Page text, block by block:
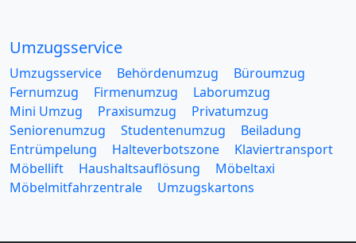
Umzugsservice
Umzugsservice Behördenumzug
Büroumzug
Fernumzug
Firmenumzug
Laborumzug
Mini Umzug
Praxisumzug
Privatumzug
Seniorenumzug
Studentenumzug
Beiladung
Entrümpelung
Halteverbotszone
Klaviertransport
Möbellift
Haushaltsauflösung
Möbeltaxi
Möbelmitfahrzentrale
Umzugskartons